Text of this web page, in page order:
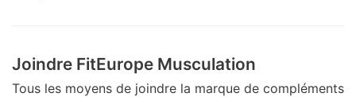
Joindre FitEurope Musculation
Tous les moyens de joindre la marque de compléments